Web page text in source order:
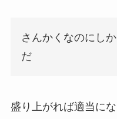
さんかくなのにし
だ
盛り上がれば適当に